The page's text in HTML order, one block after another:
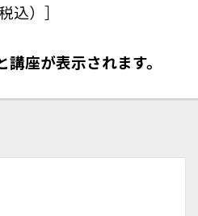
込） ］
座が表示されます。